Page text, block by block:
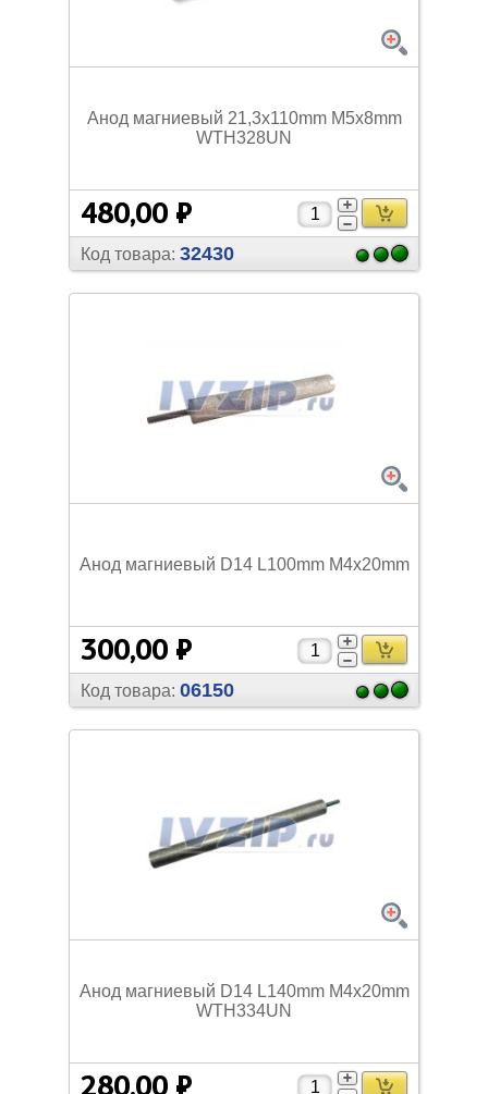
Анод магниевый 21,3x110mm M5x8mm
WTH328UN
480,00 ₽
Код товара: 32430
Анод магниевый D14 L100mm M4х20mm
300,00 ₽
Код товара: 06150
Анод магниевый D14 L140mm M4х20mm
WTH334UN
280,00 ₽